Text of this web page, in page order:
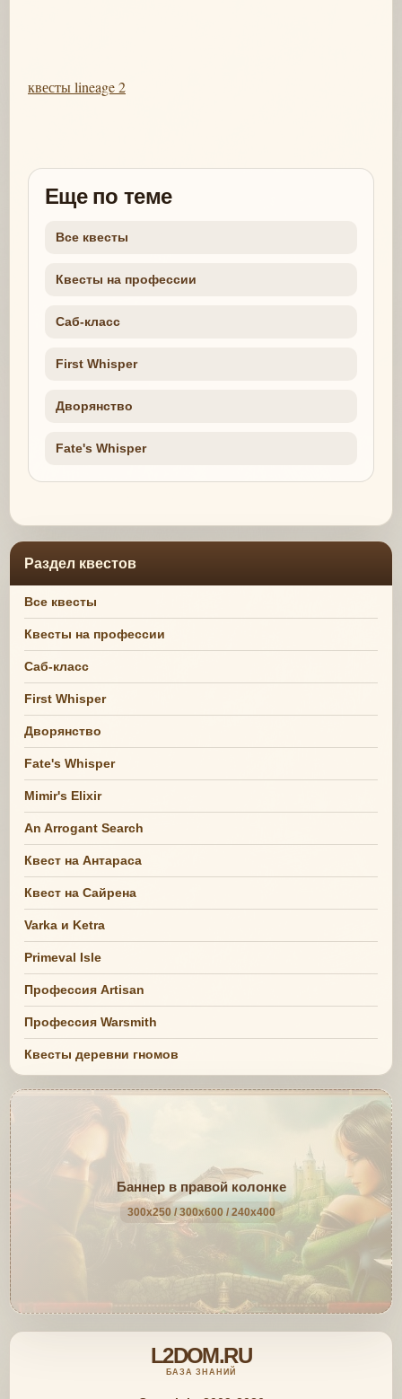
квесты lineage 2
Еще по теме
Все квесты
Квесты на профессии
Саб-класс
First Whisper
Дворянство
Fate's Whisper
Раздел квестов
Все квесты
Квесты на профессии
Саб-класс
First Whisper
Дворянство
Fate's Whisper
Mimir's Elixir
An Arrogant Search
Квест на Антараса
Квест на Сайрена
Varka и Ketra
Primeval Isle
Профессия Artisan
Профессия Warsmith
Квесты деревни гномов
Баннер в правой колонке
300x250 / 300x600 / 240x400
L2DOM.RU
БАЗА ЗНАНИЙ